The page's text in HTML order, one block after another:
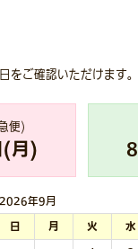
をご確認いただけます。
便)
月) 8
2026年9月
日 月 火 水